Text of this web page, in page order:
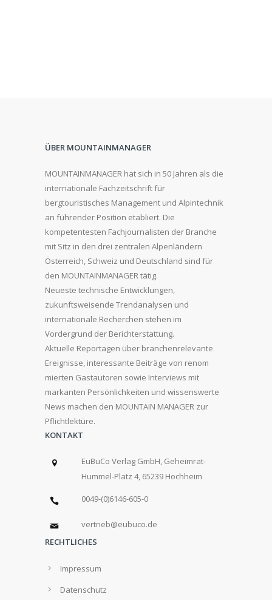
ÜBER MOUNTAINMANAGER
MOUNTAINMANAGER hat sich in 50 Jahren als die
internationale Fachzeitschrift für
bergtouristisches Management und Alpintechnik
an führender Position etabliert. Die
kompetentesten Fachjournalisten der Branche
mit Sitz in den drei zentralen Alpenländern
Österreich, Schweiz und Deutschland sind für
den MOUNTAINMANAGER tätig.
Neueste technische Entwicklungen,
zukunftsweisende Trendanalysen und
internationale Recherchen stehen im
Vordergrund der Berichterstattung.
Aktuelle Reportagen über branchenrelevante
Ereignisse, interessante Beiträge von renom
mierten Gastautoren sowie Interviews mit
markanten Persönlichkeiten und wissenswerte
News machen den MOUNTAIN MANAGER zur
Pflichtlektüre.
KONTAKT
EuBuCo Verlag GmbH, Geheimrat-
Hummel-Platz 4, 65239 Hochheim
0049-(0)6146-605-0
vertrieb@eubuco.de
RECHTLICHES
Impressum
Datenschutz